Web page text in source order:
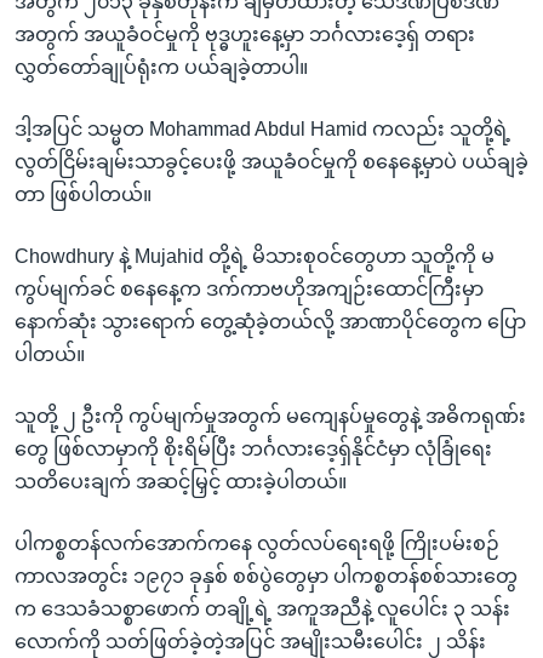
အတွက် အယူခံဝင်မှုကို ဗုဒ္ဓဟူးနေ့မှာ ဘင်္ဂလားဒေ့ရှ် တရား
လွှတ်တော်ချုပ်ရုံးက ပယ်ချခဲ့တာပါ။
ဒါ့အပြင် သမ္မတ Mohammad Abdul Hamid ကလည်း သူတို့ရဲ့
လွတ်ငြိမ်းချမ်းသာခွင့်ပေးဖို့ အယူခံဝင်မှုကို စနေနေ့မှာပဲ ပယ်ချခဲ့
တာ ဖြစ်ပါတယ်။
Chowdhury နဲ့ Mujahid တို့ရဲ့ မိသားစုဝင်တွေဟာ သူတို့ကို မ
ကွပ်မျက်ခင် စနေနေ့က ဒက်ကာဗဟိုအကျဉ်းထောင်ကြီးမှာ
နောက်ဆုံး သွားရောက် တွေ့ဆုံခဲ့တယ်လို့ အာဏာပိုင်တွေက ပြော
ပါတယ်။
သူတို့ ၂ ဦးကို ကွပ်မျက်မှုအတွက် မကျေနပ်မှုတွေနဲ့ အဓိကရုဏ်း
တွေ ဖြစ်လာမှာကို စိုးရိမ်ပြီး ဘင်္ဂလားဒေ့ရှ်နိုင်ငံမှာ လုံခြုံရေး
သတိပေးချက် အဆင့်မြှင့် ထားခဲ့ပါတယ်။
ပါကစ္စတန်လက်အောက်ကနေ လွတ်လပ်ရေးရဖို့ ကြိုးပမ်းစဉ်
ကာလအတွင်း ၁၉၇၁ ခုနှစ် စစ်ပွဲတွေမှာ ပါကစ္စတန်စစ်သားတွေ
က ဒေသခံသစ္စာဖောက် တချို့ရဲ့ အကူအညီနဲ့ လူပေါင်း ၃ သန်း
လောက်ကို သတ်ဖြတ်ခဲ့တဲ့အပြင် အမျိုးသမီးပေါင်း ၂ သိန်း